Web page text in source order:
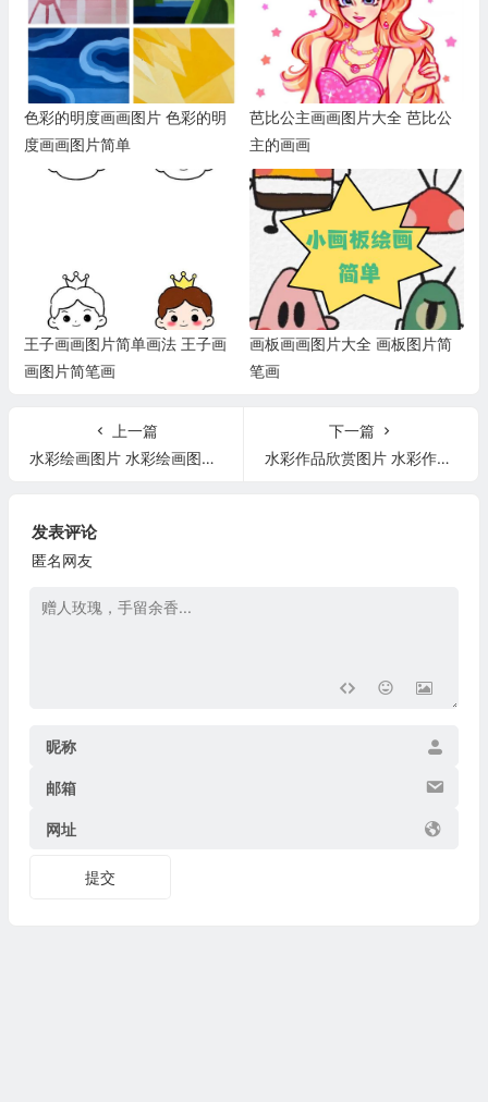
色彩的明度画画图片 色彩的明
度画画图片简单
芭比公主画画图片大全 芭比公
主的画画
王子画画图片简单画法 王子画
画图片简笔画
画板画画图片大全 画板图片简
笔画
上一篇
水彩绘画图片 水彩绘画图片大全简单漂亮
下一篇
水彩作品欣赏图片 水彩作品欣赏图片简单
发表评论
匿名网友
昵称
邮箱
网址
提交